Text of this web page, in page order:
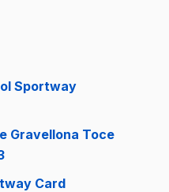
Sportway
Gravellona Toce
Card